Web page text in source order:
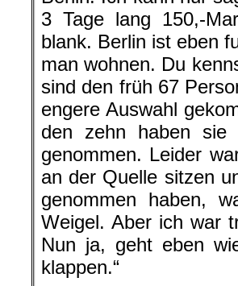
3 Tage lang 150,-
blank. Berlin ist eben
man wohnen. Du
sind den früh 67
engere Auswahl
den zehn haben sie
genommen. Leider
an der Quelle sitzen
genommen haben,
Weigel. Aber ich war
Nun ja, geht eben
klappen.“